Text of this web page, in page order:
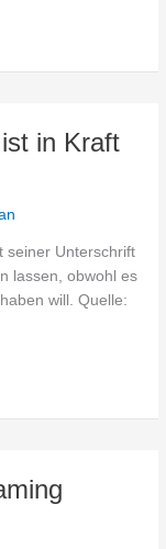
in Kraft
seiner Unterschrift
lassen, obwohl es
will. Quelle: